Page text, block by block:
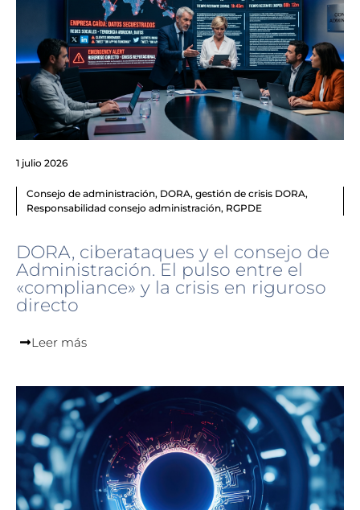
1 julio 2026
Consejo de administración, DORA, gestión de crisis DORA,
Responsabilidad consejo administración, RGPDE
DORA, ciberataques y el consejo de
Administración. El pulso entre el
«compliance» y la crisis en riguroso
directo
Leer más